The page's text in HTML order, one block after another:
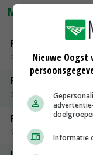
MARKTPRIJZEN
Fontane
PotatoNL
Fritesgeschikt NL Du
PotatoNL
Peen
Noteringen
Nieuwe Oogst
Informatie